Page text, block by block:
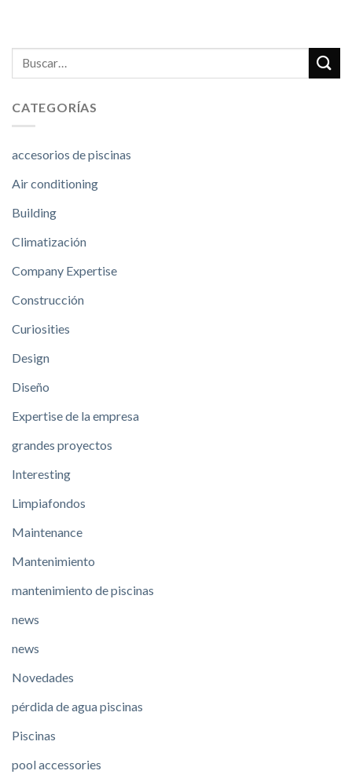
CATEGORÍAS
accesorios de piscinas
Air conditioning
Building
Climatización
Company Expertise
Construcción
Curiosities
Design
Diseño
Expertise de la empresa
grandes proyectos
Interesting
Limpiafondos
Maintenance
Mantenimiento
mantenimiento de piscinas
news
news
Novedades
pérdida de agua piscinas
Piscinas
pool accessories